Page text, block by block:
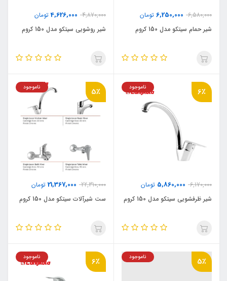
6,580,000
6,250,000 تومان
شیر حمام سیتکو مدل 150 کروم
4,870,000
4,626,000تومان
شیر روشویی سیتکو مدل 150 کروم
6٪
6,170,000
5,860,000 تومان
ناموجود
شیر ظرفشویی سیتکو مدل 150 کروم
5٪
22,310,000
21,367,000 تومان
ناموجود
ست شیرآلات سیتکو مدل 150 کروم
5٪ ناموجود 6٪ ناموجود